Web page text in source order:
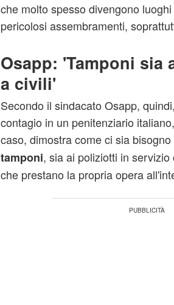
che molto spesso divengono
pericolosi assembramenti,
Osapp: 'Tamponi sia
a civili'
Secondo il sindacato Osapp,
contagio in un penitenziario
caso, dimostra come ci sia
tamponi, sia ai poliziotti in
che prestano la propria opera